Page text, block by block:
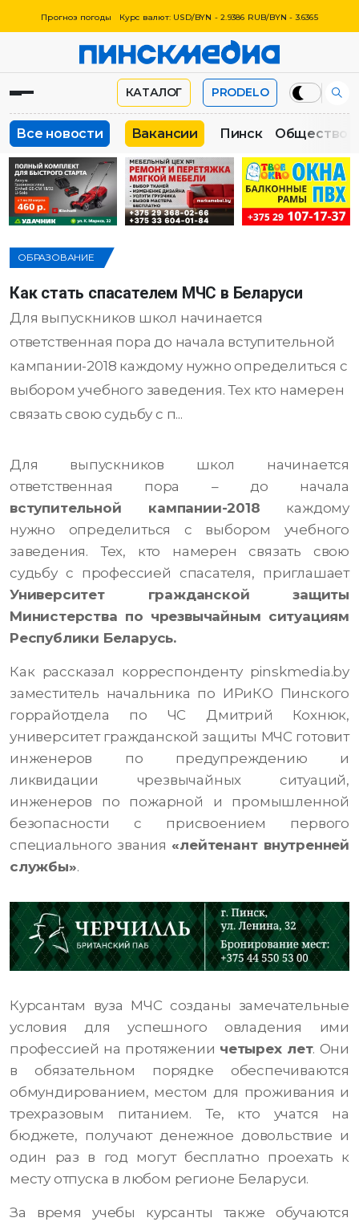
Прогноз погоды Курс валют: USD/BYN - 2.9386 RUB/BYN - 3.6365
КАТАЛОГ PRODELO
Все новости Вакансии Пинск Общество
ОБРАЗОВАНИЕ
Как стать спасателем МЧС в Беларуси
Для выпускников школ начинается
ответственная пора до начала вступительной
кампании-2018 каждому нужно определиться с
выбором учебного заведения. Тех кто намерен
связать свою судьбу с п...
Для выпускников школ начинается
ответственная пора – до начала
вступительной кампании-2018 каждому
нужно определиться с выбором учебного
заведения. Тех, кто намерен связать свою
судьбу с профессией спасателя, приглашает
Университет гражданской защиты
Министерства по чрезвычайным ситуациям
Республики Беларусь.
Как рассказал корреспонденту pinskmedia.by
заместитель начальника по ИРиКО Пинского
горрайотдела по ЧС Дмитрий Кохнюк,
университет гражданской защиты МЧС готовит
инженеров по предупреждению и
ликвидации чрезвычайных ситуаций,
инженеров по пожарной и промышленной
безопасности с присвоением первого
специального звания «лейтенант внутренней
службы».
Курсантам вуза МЧС созданы замечательные
условия для успешного овладения ими
профессией на протяжении четырех лет. Они
в обязательном порядке обеспечиваются
обмундированием, местом для проживания и
трехразовым питанием. Те, кто учатся на
бюджете, получают денежное довольствие и
один раз в год могут бесплатно проехать к
месту отпуска в любом регионе Беларуси.
За время учебы курсанты также обучаются